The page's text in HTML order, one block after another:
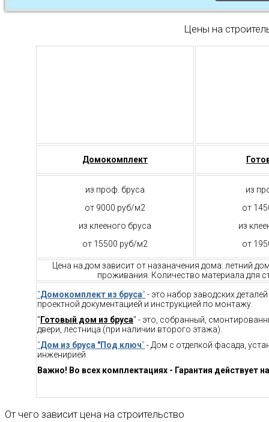
Цены на
Домокомплект
из проф. бруса
от 9000 руб/м2
из клееного бруса
от 15500 руб/м2
из
от
из
от
Цена на дом зависит от назаначения дома: летний
проживания. Количество материала для
"Домокомплект из бруса" - это набор заводских
проектной документацией и инструкцией по монтажу.
" Готовый дом из бруса" - это, собранный,
двери, лестница (при наличии второго этажа).
"Дом из бруса "Под ключ" - Дом с отделкой фасада,
инженирией.
Важно! Во всех комплектациях - Гарантия действует
От чего зависит цена на строительство